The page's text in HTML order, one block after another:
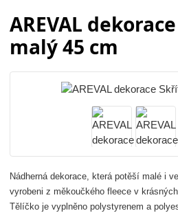
AREVAL
malý 45 cm
Nádherná dekorace, která potěší malé i
vyrobeni z měkoučkého fleece v
Tělíčko je vyplněno polystyrenem a